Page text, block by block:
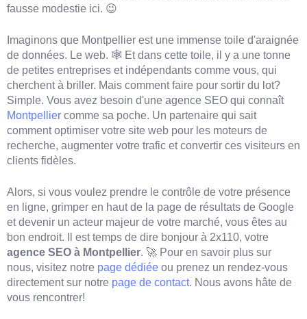
fausse modestie ici. 😉
Imaginons que Montpellier est une immense toile d'araignée
de données. Le web. 🕸️ Et dans cette toile, il y a une tonne
de petites entreprises et indépendants comme vous, qui
cherchent à briller. Mais comment faire pour sortir du lot?
Simple. Vous avez besoin d'une agence SEO qui connaît
Montpellier comme sa poche. Un partenaire qui sait
comment optimiser votre site web pour les moteurs de
recherche, augmenter votre trafic et convertir ces visiteurs en
clients fidèles.
Alors, si vous voulez prendre le contrôle de votre présence
en ligne, grimper en haut de la page de résultats de Google
et devenir un acteur majeur de votre marché, vous êtes au
bon endroit. Il est temps de dire bonjour à 2x110, votre
agence SEO à Montpellier. 🚀 Pour en savoir plus sur
nous, visitez notre page dédiée ou prenez un rendez-vous
directement sur notre page de contact. Nous avons hâte de
vous rencontrer!